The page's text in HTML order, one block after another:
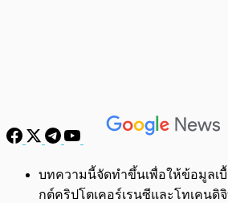
พร้อมเล่น
บทความนี้จัดทำขึ้นเพื่อให้ข้อมูลเบื้
กต์คริปโตเคอร์เรนซีและโทเคนดิ